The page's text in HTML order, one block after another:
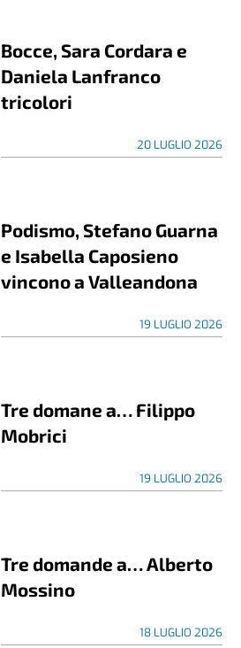
Bocce, Sara Cordara e
Daniela Lanfranco
tricolori
20 LUGLIO 2026
Podismo, Stefano Guarna
e Isabella Caposieno
vincono a Valleandona
19 LUGLIO 2026
Tre domane a… Filippo
Mobrici
19 LUGLIO 2026
Tre domande a… Alberto
Mossino
18 LUGLIO 2026